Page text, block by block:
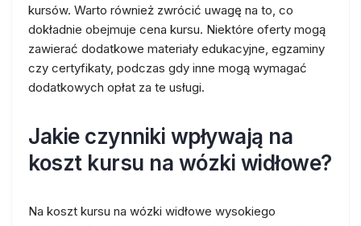
kursów. Warto również zwrócić uwagę na to, co
dokładnie obejmuje cena kursu. Niektóre oferty mogą
zawierać dodatkowe materiały edukacyjne, egzaminy
czy certyfikaty, podczas gdy inne mogą wymagać
dodatkowych opłat za te usługi.
Jakie czynniki wpływają na
koszt kursu na wózki widłowe?
Na koszt kursu na wózki widłowe wysokiego